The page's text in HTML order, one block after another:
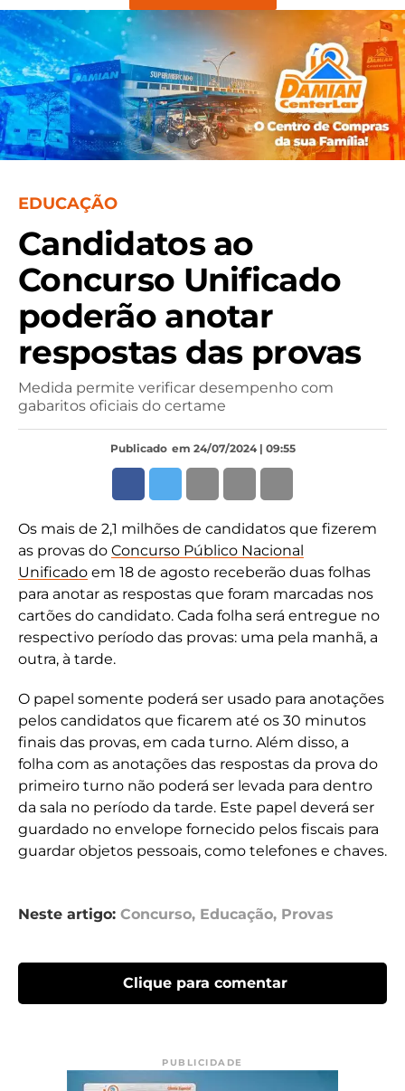
EDUCAÇÃO
Candidatos ao
Concurso Unificado
poderão anotar
respostas das provas
Medida permite verificar desempenho com
gabaritos oficiais do certame
Publicado em 24/07/2024 | 09:55
Os mais de 2,1 milhões de candidatos que fizerem
as provas do Concurso Público Nacional
Unificado em 18 de agosto receberão duas folhas
para anotar as respostas que foram marcadas nos
cartões do candidato. Cada folha será entregue no
respectivo período das provas: uma pela manhã, a
outra, à tarde.
O papel somente poderá ser usado para anotações
pelos candidatos que ficarem até os 30 minutos
finais das provas, em cada turno. Além disso, a
folha com as anotações das respostas da prova do
primeiro turno não poderá ser levada para dentro
da sala no período da tarde. Este papel deverá ser
guardado no envelope fornecido pelos fiscais para
guardar objetos pessoais, como telefones e chaves.
Neste artigo: Concurso, Educação, Provas
Clique para comentar
PUBLICIDADE